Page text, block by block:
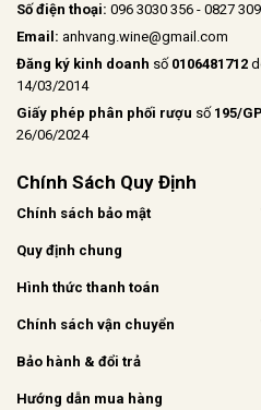
Số điện thoại: 096 3030 356 - 0827
Email: anhvang.wine@gmail.com
Đăng ký kinh doanh số 0106481712
14/03/2014
Giấy phép phân phối rượu số 195/
26/06/2024
Chính Sách Quy Định
Chính sách bảo mật
Quy định chung
Hình thức thanh toán
Chính sách vận chuyển
Bảo hành & đổi trả
Hướng dẫn mua hàng